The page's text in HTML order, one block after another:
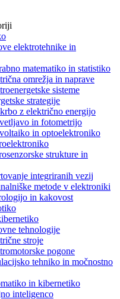
elektrotehnike in
matematiko in statistiko
omrežja in naprave
sisteme
strategije
z električno energijo
in fotometrijo
in optoelektroniko
strukture in
integriranih vezij
metode v elektroniki
in kakovost
tehnologije
stroje
pogone
tehniko in močnostno
in kibernetiko
inteligenco